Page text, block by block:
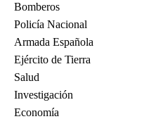
Bomberos
Policía Nacional
Armada Española
Ejército de Tierra
Salud
Investigación
Economía